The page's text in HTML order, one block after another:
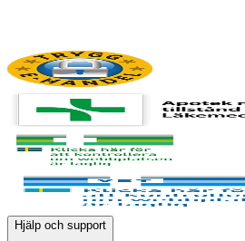
Hjälp och support